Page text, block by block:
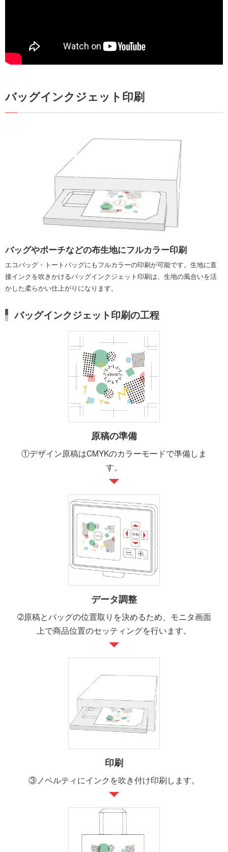
バッグインクジェット印刷
バッグやポーチなどの布生地にフルカラー印刷
エコバッグ・トートバッグにもフルカラーの印刷が可能です。 生地に直
接インクを吹きかけるバッグインクジェット印刷は、生地の風合いを活
かした柔らかい仕上がりになります。
バッグインクジェット印刷の工程
原稿の準備
①デザイン原稿はCMYKのカラーモードで準備しま
す。
データ調整
➁原稿とバッグの位置取りを決めるため、モニタ画面
上で商品位置のセッティングを行います。
印刷
③ノベルティにインクを吹き付け印刷します。